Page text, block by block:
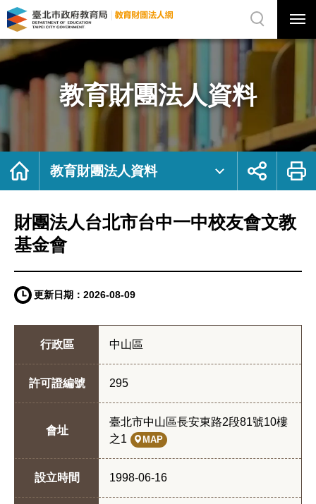
財
團
人
市
台
會
基
北
網
站
選
選
單
關
網
站
尋
教育財團法人資料
首
教育財團法人資料
展
鈕
列
財團法人台北市台中一中校友會文教
基金會
更新日期： 2026-08-09
行政區 中山區
許可證編號 295
會址
臺北市中山區長安東路2段81號10樓
之1
MAP
設立時間 1998-06-16